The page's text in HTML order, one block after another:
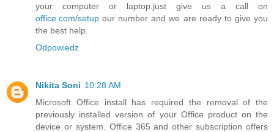
your computer or laptop.just give us a call on
office.com/setup our number and we are ready to give you
the best help.
Odpowiedz
Nikita Soni 10:28 AM
Microsoft Office install has required the removal of the
previously installed version of your Office product on the
device or system. Office 365 and other subscription offers